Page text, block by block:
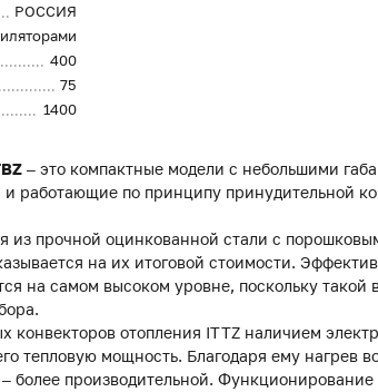
РОССИЯ
400
75
1400
– это компактные модели с небольшими
работающие по принципу принудительной
из прочной оцинкованной стали с
на их итоговой стоимости.
на самом высоком уровне, поскольку такой
конвекторов отопления ITTZ наличием
тепловую мощность. Благодаря ему нагрев
более производительной. Функционирование